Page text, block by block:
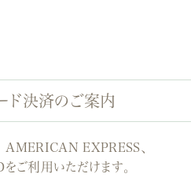
ド決済のご案内
EXPRESS、
ご利用いただけます。